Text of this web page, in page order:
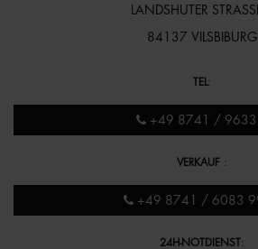
LANDSHUTER STRASSE
84137 VILSBIBURG
TEL :
+49 8741 / 9633
VERKAUF :
+49 8741 / 6083
24H-NOTDIENST: